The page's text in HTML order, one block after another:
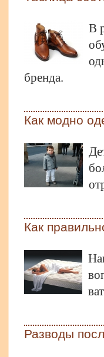
В
бренда.
Как модно
Как
Разводы